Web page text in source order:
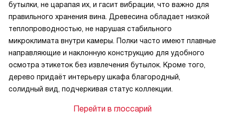
бутылки, не царапая их, и гасит вибрации, что важно для
правильного хранения вина. Древесина обладает низкой
теплопроводностью, не нарушая стабильного
микроклимата внутри камеры. Полки часто имеют плавные
направляющие и наклонную конструкцию для удобного
осмотра этикеток без извлечения бутылок. Кроме того,
дерево придаёт интерьеру шкафа благородный,
солидный вид, подчеркивая статус коллекции.
Перейти в глоссарий